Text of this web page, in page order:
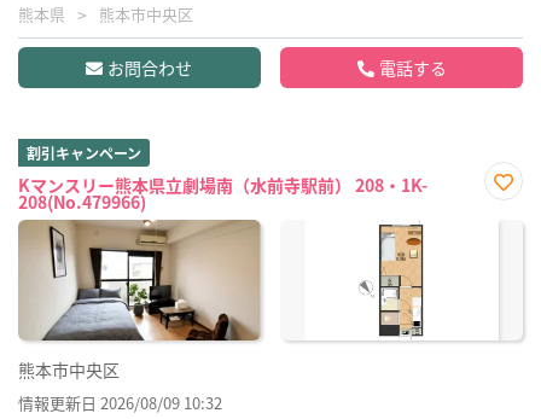
熊本県 熊本市中央区
お問合わせ 電話する
割引キャンペーン
Kマンスリー熊本県立劇場南（水前寺駅前） 208・1K-
208(No.479966)
に入
熊本市中央区
情報更新日 2026/08/09 10:32